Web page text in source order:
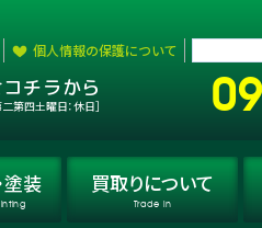
個人情報の保護について
チラから
第四土曜日：休日］
塗装 買取りについて
Trade in